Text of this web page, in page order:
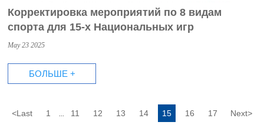
Корректировка мероприятий по 8 видам
спорта для 15-х Национальных игр
May 23 2025
БОЛЬШЕ +
<Last 1 ... 11 12 13 14 15 16 17 Next>